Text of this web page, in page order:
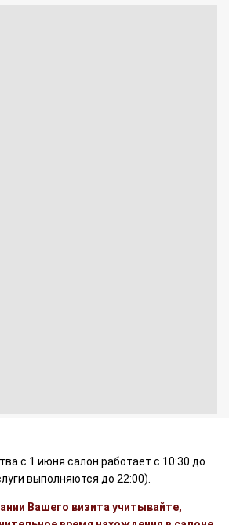
с 1 июня салон работает с 10:30 до
выполняются до 22:00).
Вашего визита учитывайте,